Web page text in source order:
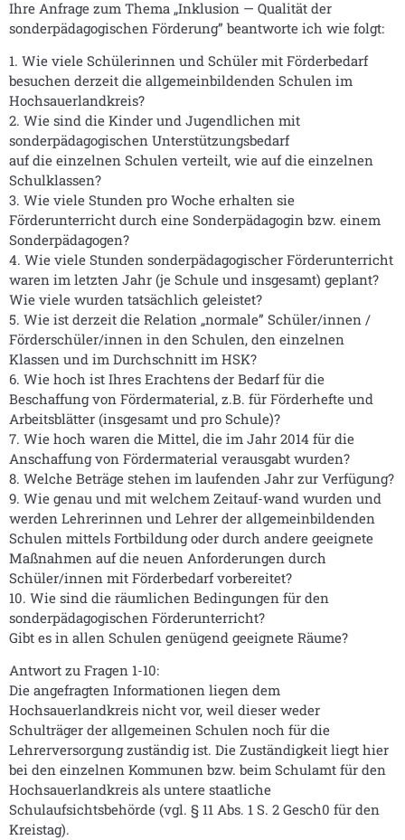
Ihre Anfrage zum Thema „Inklusion — Qualität der
sonderpädagogischen Förderung” beantworte ich wie folgt:
1. Wie viele Schülerinnen und Schüler mit Förderbedarf
besuchen derzeit die allgemeinbildenden Schulen im
Hochsauerlandkreis?
2. Wie sind die Kinder und Jugendlichen mit
sonderpädagogischen Unterstützungsbedarf
auf die einzelnen Schulen verteilt, wie auf die einzelnen
Schulklassen?
3. Wie viele Stunden pro Woche erhalten sie
Förderunterricht durch eine Sonderpädagogin bzw. einem
Sonderpädagogen?
4. Wie viele Stunden sonderpädagogischer Förderunterricht
waren im letzten Jahr (je Schule und insgesamt) geplant?
Wie viele wurden tatsächlich geleistet?
5. Wie ist derzeit die Relation „normale” Schüler/innen /
Förderschüler/innen in den Schulen, den einzelnen
Klassen und im Durchschnitt im HSK?
6. Wie hoch ist Ihres Erachtens der Bedarf für die
Beschaffung von Fördermaterial, z.B. für Förderhefte und
Arbeitsblätter (insgesamt und pro Schule)?
7. Wie hoch waren die Mittel, die im Jahr 2014 für die
Anschaffung von Fördermaterial verausgabt wurden?
8. Welche Beträge stehen im laufenden Jahr zur Verfügung?
9. Wie genau und mit welchem Zeitauf-wand wurden und
werden Lehrerinnen und Lehrer der allgemeinbildenden
Schulen mittels Fortbildung oder durch andere geeignete
Maßnahmen auf die neuen Anforderungen durch
Schüler/innen mit Förderbedarf vorbereitet?
10. Wie sind die räumlichen Bedingungen für den
sonderpädagogischen Förderunterricht?
Gibt es in allen Schulen genügend geeignete Räume?
Antwort zu Fragen 1-10:
Die angefragten Informationen liegen dem
Hochsauerlandkreis nicht vor, weil dieser weder
Schulträger der allgemeinen Schulen noch für die
Lehrerversorgung zuständig ist. Die Zuständigkeit liegt hier
bei den einzelnen Kommunen bzw. beim Schulamt für den
Hochsauerlandkreis als untere staatliche
Schulaufsichtsbehörde (vgl. § 11 Abs. 1 S. 2 Gesch0 für den
Kreistag).